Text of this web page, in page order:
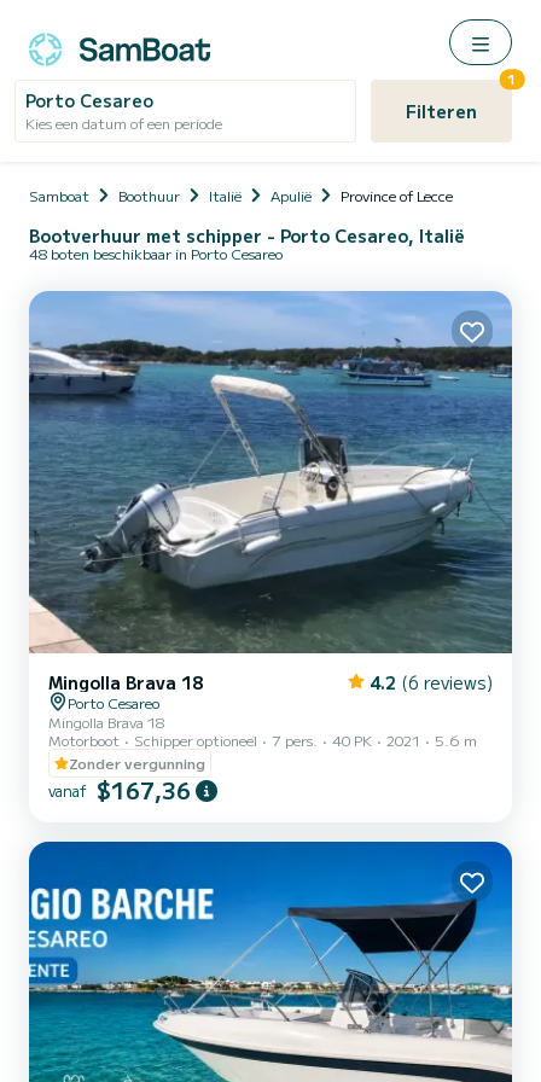
Porto Cesareo
Kies een datum of een periode Filteren
1
Samboat Boothuur Italië Apulië Province of Lecce
Bootverhuur met schipper - Porto Cesareo, Italië
48 boten beschikbaar in Porto Cesareo
Mingolla Brava 18 4.2 (6 reviews)
Porto Cesareo
Mingolla Brava 18
Motorboot
Schipper optioneel 7 pers. 40 PK 2021
5.6 m
Zonder vergunning
vanaf $167,36